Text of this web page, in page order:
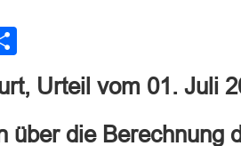
Urteil vom 01. Juli
über die Berechnung